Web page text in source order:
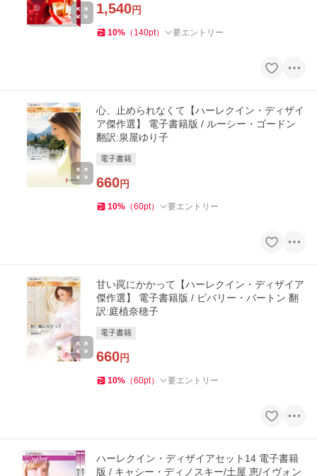
1,540円
10% （ 140pt） 要エントリー
心、止められなくて【ハーレクイン・ディザイ
ア傑作選】 電子書籍版 / ルーシー・ゴードン
翻訳:泉屋ゆり子
電子書籍
660円
10% （60pt） 要エントリー
甘い罠にかかって【ハーレクイン・ディザイア
傑作選】 電子書籍版 / ビバリー・バートン 翻
訳:庭植奈穂子
電子書籍
660円
10% （60pt） 要エントリー
ハーレクイン・ディザイアセット14 電子書籍
版 / キャシー・ディノスキー/土屋 恵/イヴォン